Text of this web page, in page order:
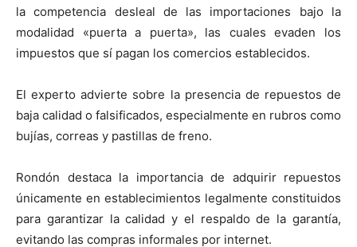
la competencia desleal de las importaciones bajo la
modalidad «puerta a puerta», las cuales evaden los
impuestos que sí pagan los comercios establecidos.
El experto advierte sobre la presencia de repuestos de
baja calidad o falsificados, especialmente en rubros como
bujías, correas y pastillas de freno.
Rondón destaca la importancia de adquirir repuestos
únicamente en establecimientos legalmente constituidos
para garantizar la calidad y el respaldo de la garantía,
evitando las compras informales por internet.